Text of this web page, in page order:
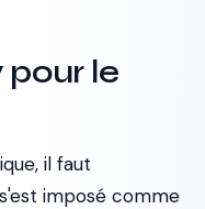
pour le
il faut
imposé comme